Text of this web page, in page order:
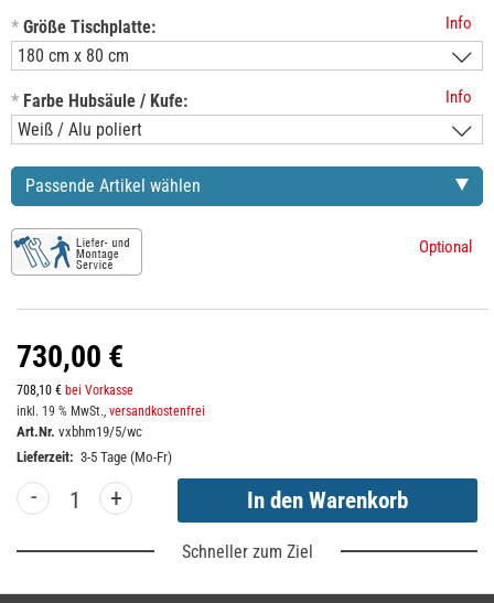
* Größe Tischplatte: Info
* Farbe Hubsäule / Kufe: Info
Passende Artikel wählen
Optional
730,00 €
708,10 € bei Vorkasse
inkl. 19 % MwSt., versandkostenfrei
Art.Nr. vxbhm19/5/wc
Lieferzeit: 3-5 Tage (Mo-Fr)
- +
Schneller zum Ziel